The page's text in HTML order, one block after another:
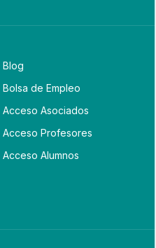
Blog
Bolsa de Empleo
Acceso Asociados
Acceso Profesores
Acceso Alumnos